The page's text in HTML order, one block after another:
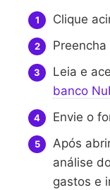
Clique
Leia e
banco
Envie o
Após
análise
gastos e